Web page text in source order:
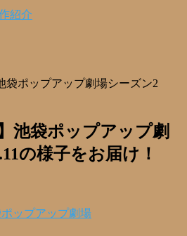
紹介
袋ポップアップ劇場シーズン2
池袋ポップアップ劇
の様子をお届け！
ポップアップ劇場